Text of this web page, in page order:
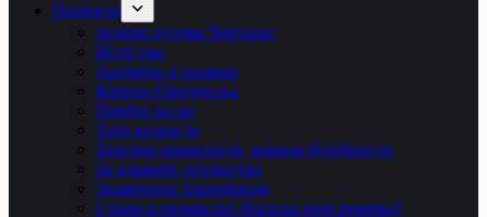
Пројекти
Зелени путеви Чајетине
Исти смо
Активни и снажни
Корени Пријепоља
Прибој за све
Тата волим те
Трагови прошлости, кораци будућности
За здравије детињство
Знаменити Златиборци
Стани и размисли! Насиље није решење!